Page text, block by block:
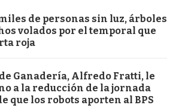
de personas sin luz, árboles
volados por el temporal que
roja
Ganadería, Alfredo Fratti, le
a la reducción de la jornada
que los robots aporten al BPS